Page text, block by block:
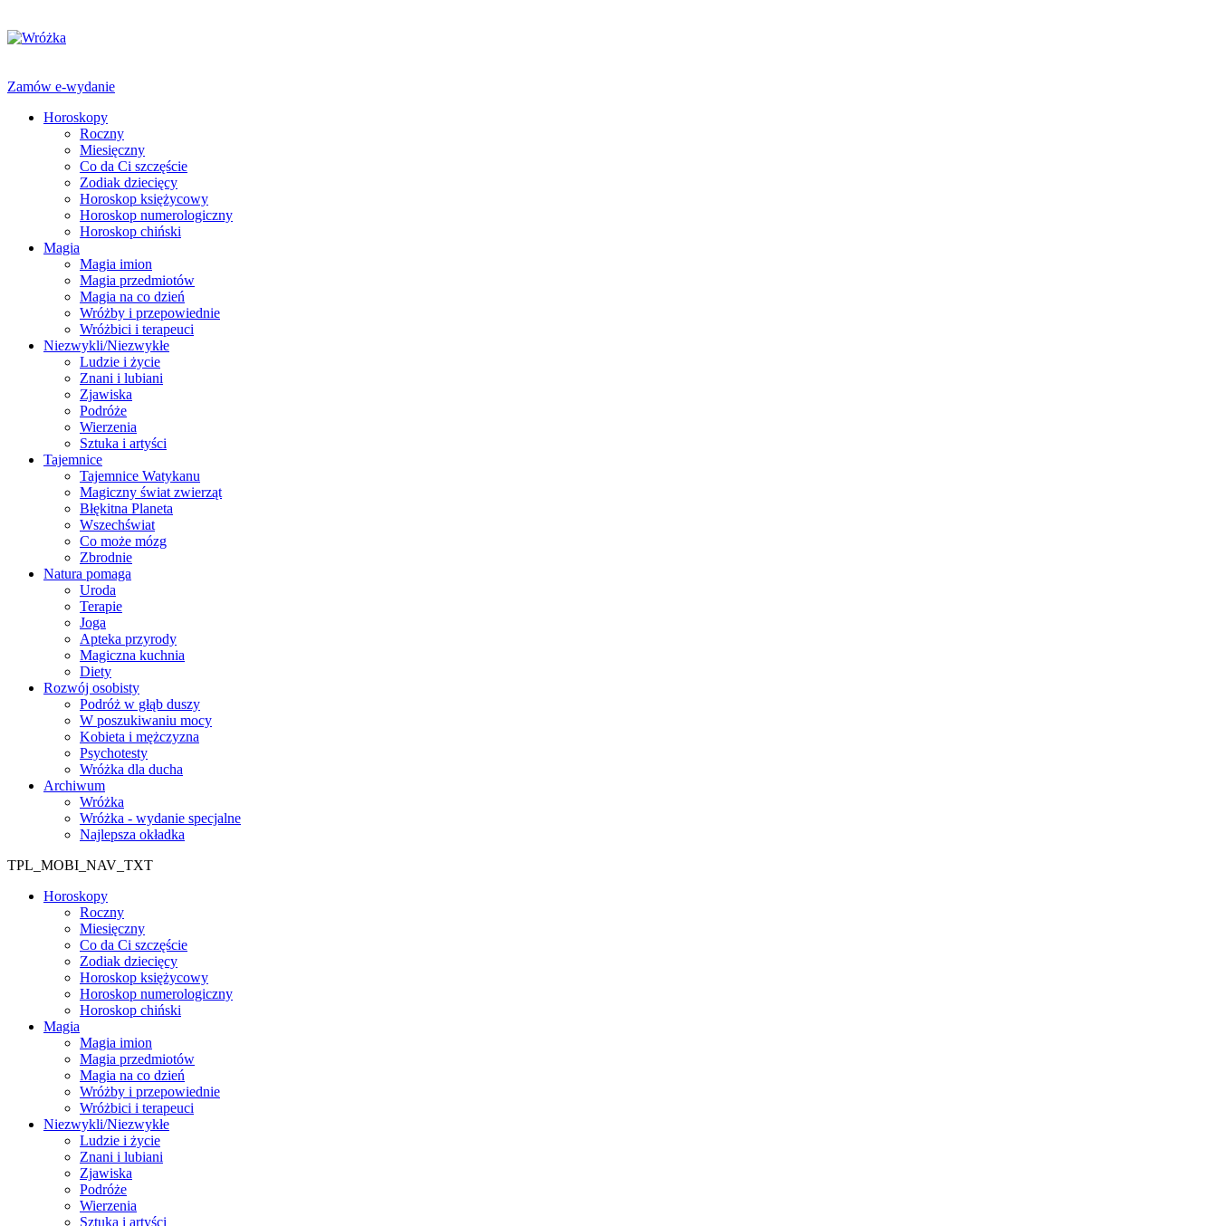
Zamów e-wydanie
Horoskopy
Roczny
Miesięczny
Co da Ci szczęście
Zodiak dziecięcy
Horoskop księżycowy
Horoskop numerologiczny
Horoskop chiński
Magia
Magia imion
Magia przedmiotów
Magia na co dzień
Wróżby i przepowiednie
Wróżbici i terapeuci
Niezwykli/Niezwykłe
Ludzie i życie
Znani i lubiani
Zjawiska
Podróże
Wierzenia
Sztuka i artyści
Tajemnice
Tajemnice Watykanu
Magiczny świat zwierząt
Błękitna Planeta
Wszechświat
Co może mózg
Zbrodnie
Natura pomaga
Uroda
Terapie
Joga
Apteka przyrody
Magiczna kuchnia
Diety
Rozwój osobisty
Podróż w głąb duszy
W poszukiwaniu mocy
Kobieta i mężczyzna
Psychotesty
Wróżka dla ducha
Archiwum
Wróżka
Wróżka - wydanie specjalne
Najlepsza okładka
TPL_MOBI_NAV_TXT
Horoskopy
Roczny
Miesięczny
Co da Ci szczęście
Zodiak dziecięcy
Horoskop księżycowy
Horoskop numerologiczny
Horoskop chiński
Magia
Magia imion
Magia przedmiotów
Magia na co dzień
Wróżby i przepowiednie
Wróżbici i terapeuci
Niezwykli/Niezwykłe
Ludzie i życie
Znani i lubiani
Zjawiska
Podróże
Wierzenia
Sztuka i artyści